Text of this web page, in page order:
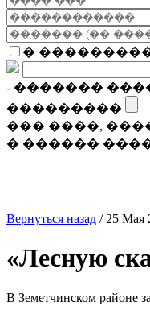
�
- �������
���������
��� ����,
� ������
Вернуться назад / 25 Мая
«Лесную
В Земетчинском районе